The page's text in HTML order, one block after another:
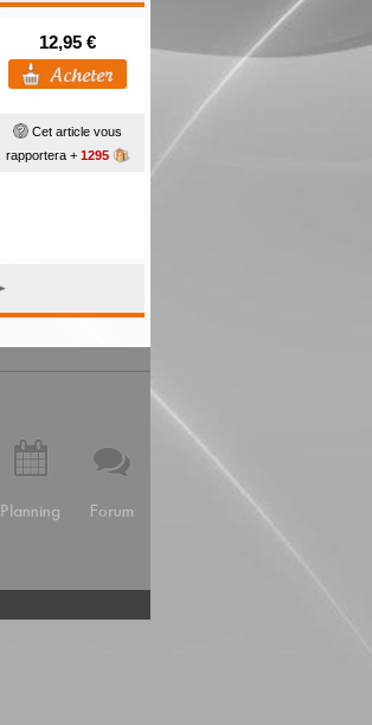
12,95 €
Cet article vous
rapportera + 1295
Planning Forum